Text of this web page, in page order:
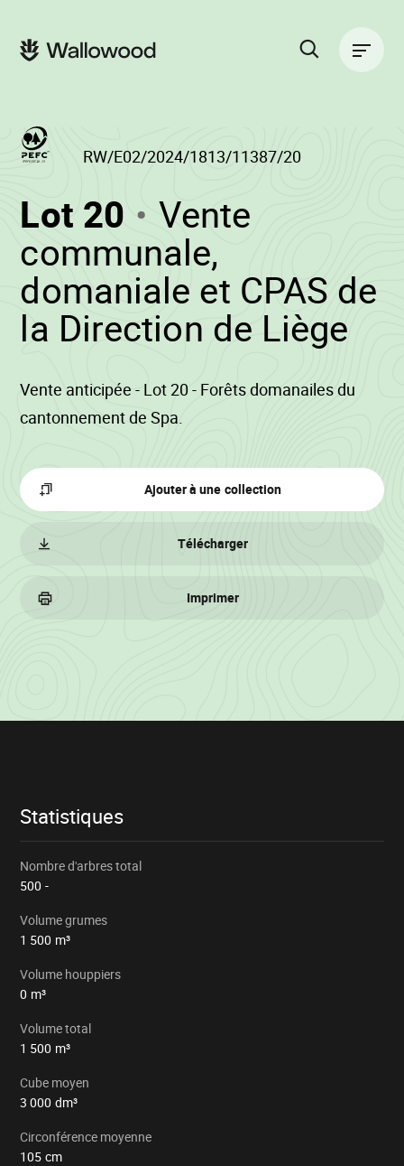
contenu
navigation
principale
Lot 20 (RW/E02/
-
Vente
communale,
domaniale et CPAS de
la Direction de Liège
RW/E02/2024/1813/11387/20
Vente anticipée - Lot 20 - Forêts domanailes du
cantonnement de Spa.
Ajouter à une collection
Télécharger
Imprimer
Informations
Statistiques
Nombre d'arbres total
500 -
Volume grumes
1 500 m³
Volume houppiers
0 m³
Volume total
1 500 m³
Cube moyen
3 000 dm³
Circonférence moyenne
105 cm
principale